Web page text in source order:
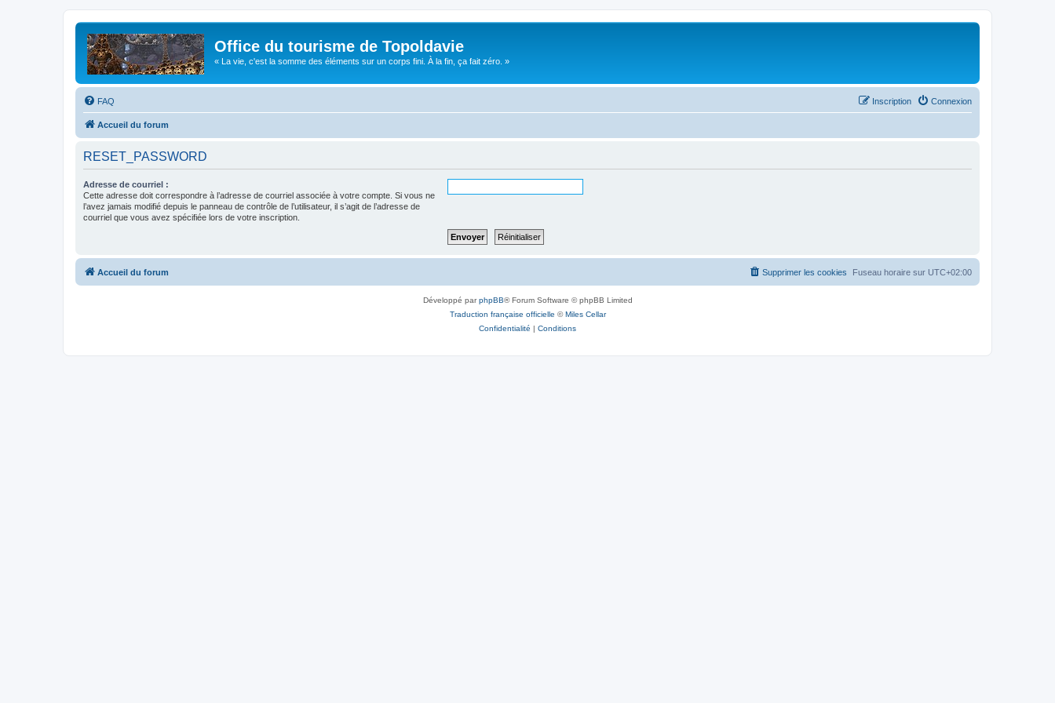
Office du tourisme de Topoldavie
« La vie, c'est la somme des éléments sur un corps fini. À la fin, ça fait zéro. »
FAQ Connexion
Inscription
Accueil du forum
RESET_PASSWORD
Adresse de courriel :
Cette adresse doit correspondre à l’adresse de courriel associée à votre compte. Si vous ne
l’avez jamais modifié depuis le panneau de contrôle de l’utilisateur, il s’agit de l’adresse de
courriel que vous avez spécifiée lors de votre inscription.
Accueil du forum Fuseau horaire sur UTC+02:00
Supprimer les cookies
Développé parphpBB® Forum Software © phpBB Limited
Traduction française officielle ©Miles Cellar
Confidentialité | Conditions